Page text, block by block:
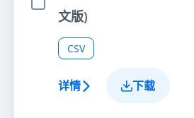
选择项目
文版)
CSV
详情 下载